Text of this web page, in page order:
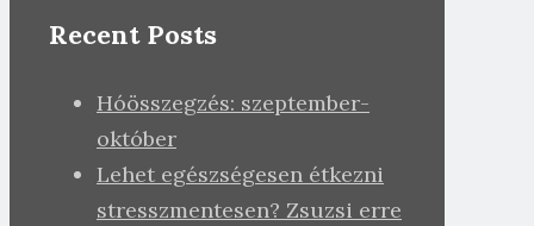
Recent Posts
Hóösszegzés: szeptember-
október
Lehet egészségesen étkezni
stresszmentesen? Zsuzsi erre